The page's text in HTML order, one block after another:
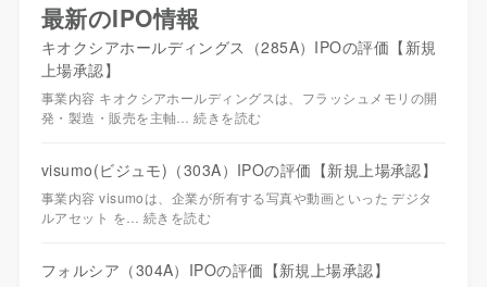
最新のIPO情報
キオクシアホールディングス（285A）IPOの評価【新規
上場承認】
事業内容 キオクシアホールディングスは、フラッシュメモリの開
発・製造・販売を主軸…続きを読む
visumo(ビジュモ)（303A）IPOの評価【新規上場承認】
事業内容 visumoは、企業が所有する写真や動画といった デジタ
ルアセット を… 続きを読む
フォルシア（304A）IPOの評価【新規上場承認】